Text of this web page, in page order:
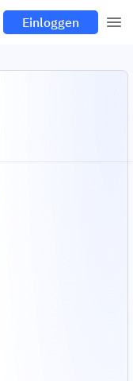
Einloggen